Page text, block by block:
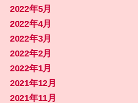
2022年5月
2022年4月
2022年3月
2022年2月
2022年1月
2021年12月
2021年11月